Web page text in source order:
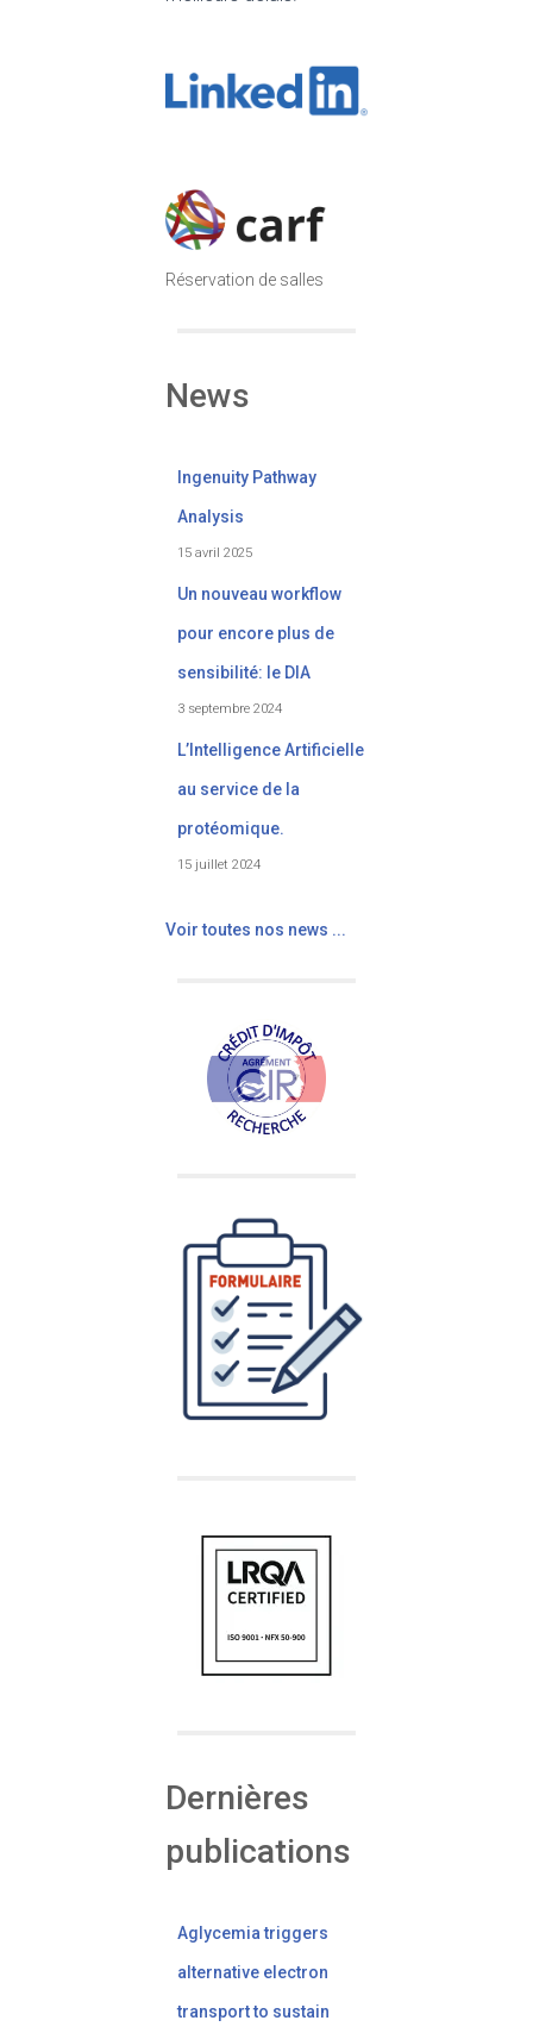
Réservation de salles
News
Ingenuity Pathway
Analysis
15 avril 2025
Un nouveau workflow
pour encore plus de
sensibilité: le DIA
3 septembre 2024
L’Intelligence Artificielle
au service de la
protéomique.
15 juillet 2024
Voir toutes nos news ...
Dernières
publications
Aglycemia triggers
alternative electron
transport to sustain